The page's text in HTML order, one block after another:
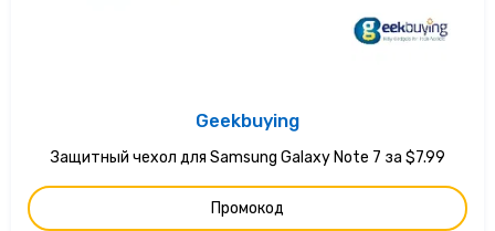
Geekbuying
Защитный чехол для Samsung Galaxy Note 7 за $7.99
Промокод